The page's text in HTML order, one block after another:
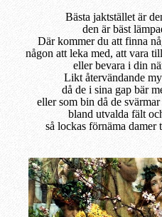
Bästa jaktstället är
den är bäst
Där kommer du att finna
någon att leka med, att vara
eller bevara i din
Likt återvändande
då de i sina gap bär
eller som bin då de
bland utvalda fält
så lockas förnäma